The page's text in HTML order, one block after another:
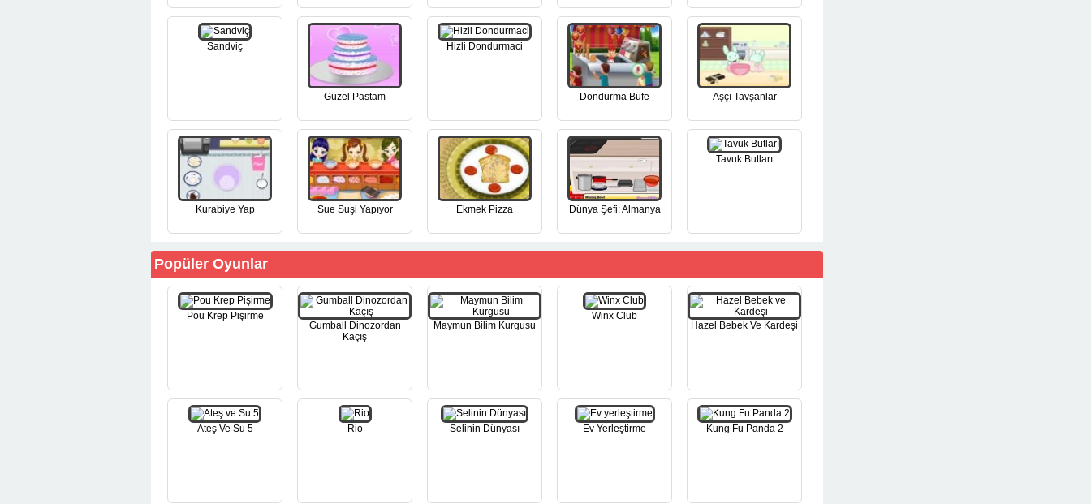
Sandviç
Güzel Pastam
Hizli Dondurmaci
Dondurma Büfe Aşçı Tavşanlar
Kurabiye Yap Sue Suşi Yapıyor Ekmek Pizza Dünya Şefi: Almanya
Tavuk Butları
Popüler Oyunlar
Pou Krep Pişirme
Gumball Dinozordan
Kaçış
Maymun Bilim Kurgusu
Winx Club
Hazel Bebek Ve Kardeşi
Ateş Ve Su 5 Rio Selinin Dünyası Ev Yerleştirme Kung Fu Panda 2